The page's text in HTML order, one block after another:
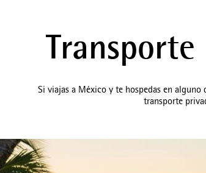
Si viajas a México y te hospedas en
transporte